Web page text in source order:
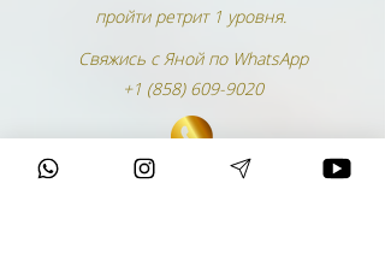
пройти ретрит 1 уровня.
Свяжись с Яной по WhatsApp
+1 (858) 609-9020